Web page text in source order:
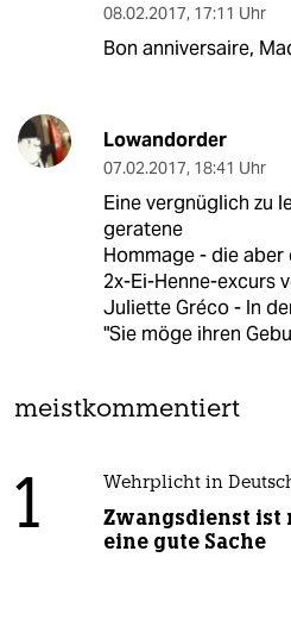
08.02.2017, 17:11 Uhr
Bon anniversaire,
Lowandorder
07.02.2017, 18:41 Uhr
Eine vergnüglich zu
geratene
Hommage - die
2x-Ei-Henne-excurs
Juliette Gréco - In
"Sie möge ihren
meistkommentiert
1 Wehrplicht in
Zwangsdienst ist
eine gute Sache